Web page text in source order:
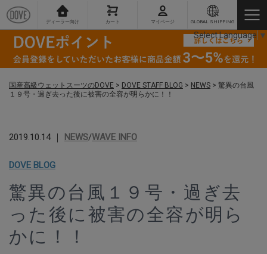
ディーラー向け カート マイページ GLOBAL SHIPPING
国産高級ウェットスーツのDOVE > DOVE STAFF BLOG > NEWS > 驚異の台風
１９号・過ぎ去った後に被害の全容が明らかに！！
2019.10.14 ｜ NEWS/WAVE INFO
DOVE BLOG
驚異の台風１９号・過ぎ去
った後に被害の全容が明ら
かに！！
Select Language ▼